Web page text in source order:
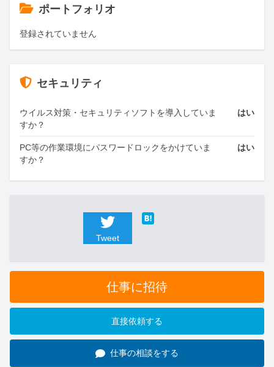
ポートフォリオ
登録されていません
セキュリティ
ウイルス対策・セキュリティソフトを導入していま
すか？
はい
PC等の作業環境にパスワードロックをかけていま
すか？
はい
Tweet
仕事に招待
直接依頼する
仕事の相談をする